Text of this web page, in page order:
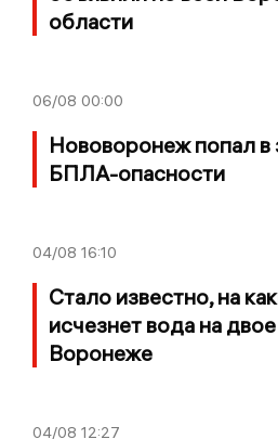
области
06/08 00:00
Нововоронеж попал в
БПЛА-опасности
04/08 16:10
Стало известно, на
исчезнет вода на
Воронеже
04/08 12:27